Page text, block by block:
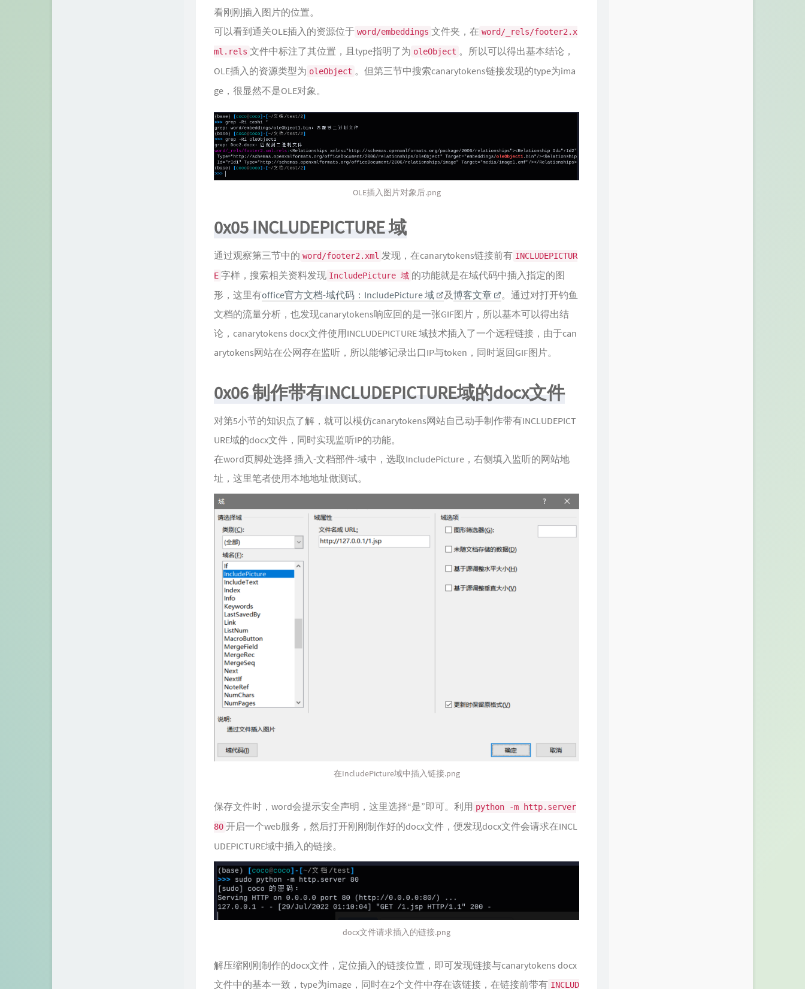
看刚刚插入图片的位置。
可以看到通关OLE插入的资源位于 word/embeddings 文件夹，在 word/_rels/footer2.x
ml.rels 文件中标注了其位置，且type指明了为 oleObject 。所以可以得出基本结论，
OLE插入的资源类型为 oleObject 。但第三节中搜索canarytokens链接发现的type为ima
ge，很显然不是OLE对象。
OLE插入图片对象后.png
0x05 INCLUDEPICTURE 域
通过观察第三节中的 word/footer2.xml 发现，在canarytokens链接前有 INCLUDEPICTUR
E 字样，搜索相关资料发现 IncludePicture 域 的功能就是在域代码中插入指定的图
形，这里有office官方文档-域代码：IncludePicture 域 及博客文章
。通过对打开钓鱼
文档的流量分析，也发现canarytokens响应回的是一张GIF图片，所以基本可以得出结
论，canarytokens docx文件使用INCLUDEPICTURE 域技术插入了一个远程链接，由于can
arytokens网站在公网存在监听，所以能够记录出口IP与token，同时返回GIF图片。
0x06 制作带有INCLUDEPICTURE域的docx文件
对第5小节的知识点了解，就可以模仿canarytokens网站自己动手制作带有INCLUDEPICT
URE域的docx文件，同时实现监听IP的功能。
在word页脚处选择 插入-文档部件-域中，选取IncludePicture，右侧填入监听的网站地
址，这里笔者使用本地地址做测试。
在IncludePicture域中插入链接.png
保存文件时，word会提示安全声明，这里选择“是”即可。利用 python -m http.server
80 开启一个web服务，然后打开刚刚制作好的docx文件，便发现docx文件会请求在INCL
UDEPICTURE域中插入的链接。
docx文件请求插入的链接.png
解压缩刚刚制作的docx文件，定位插入的链接位置，即可发现链接与canarytokens docx
文件中的基本一致，type为image，同时在2个文件中存在该链接，在链接前带有 INCLUD